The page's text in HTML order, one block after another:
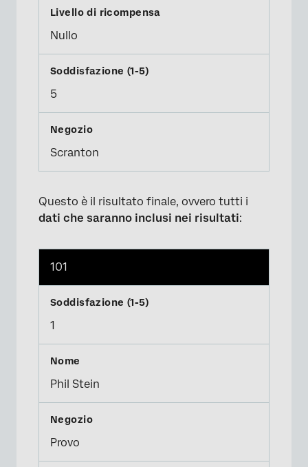
Nullo
5
Scranton
Questo è il risultato finale, ovvero tutti i
dati che saranno inclusi nei risultati:
101
1
Phil Stein
Provo